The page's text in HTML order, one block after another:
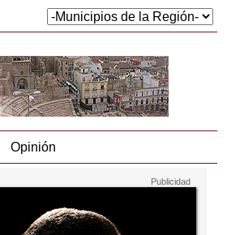
Opinión